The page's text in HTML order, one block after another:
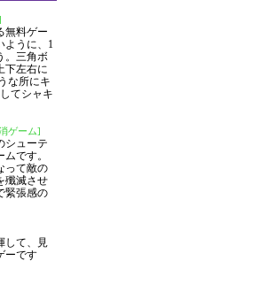
無料ゲー
ように、1
。三角ボ
下左右に
な所にキ
てシャキ
ゲーム]
シューテ
です。
って敵の
殲滅させ
緊張感の
して、見
ーです